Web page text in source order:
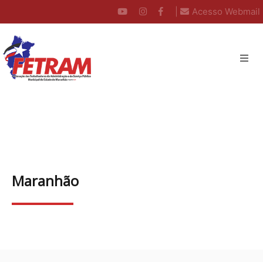
Acesso Webmail
Maranhão